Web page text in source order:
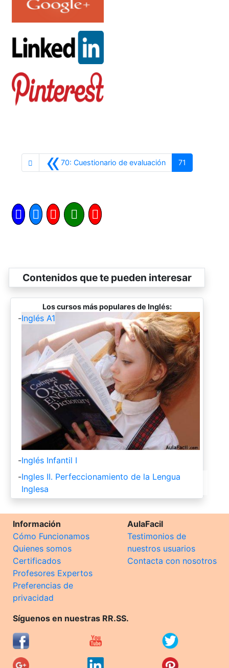
«70: Cuestionario de evaluaciónAnterior
71
Contenidos que te pueden interesar
Los cursos más populares de Inglés:
-Inglés A1
-Inglés Infantil I
-Ingles II. Perfeccionamiento de la Lengua
Inglesa
Información
Cómo Funcionamos
Quienes somos
Certificados
Profesores Expertos
Preferencias de
privacidad
AulaFacil
Testimonios de
nuestros usuarios
Contacta con nosotros
Síguenos en nuestras RR.SS.